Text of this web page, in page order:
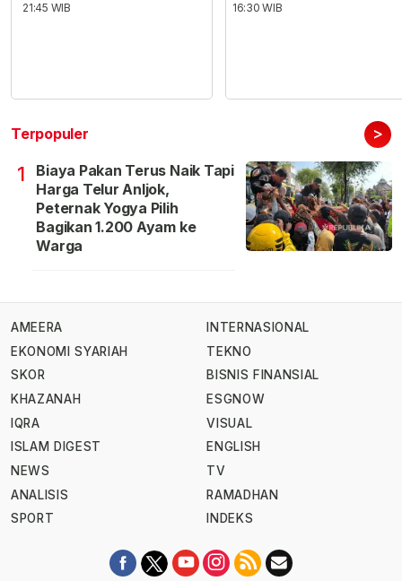
21:45 WIB
16:30 WIB
Terpopuler >
1
Biaya Pakan Terus Naik Tapi
Harga Telur Anljok,
Peternak Yogya Pilih
Bagikan 1.200 Ayam ke
Warga
AMEERA
EKONOMI SYARIAH
SKOR
KHAZANAH
IQRA
ISLAM DIGEST
NEWS
ANALISIS
SPORT
INTERNASIONAL
TEKNO
BISNIS FINANSIAL
ESGNOW
VISUAL
ENGLISH
TV
RAMADHAN
INDEKS